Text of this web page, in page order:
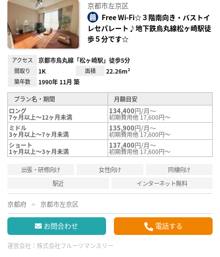
録
京都市左京区
Free Wi-Fi☆３階南向き・バストイ
レセパレート♪地下鉄烏丸線松ヶ崎駅徒
歩５分です☆
アクセス 京都市烏丸線「松ヶ崎駅」徒歩5分
間取り 1K 面積 22.26m²
築年数 1990年 11月 築
プラン名・期間
月額目安
ロング
7ヶ月以上～12ヶ月未満
134,400円/月～
初期費用他 17,600円～
ミドル
3ヶ月以上～7ヶ月未満
135,900円/月～
初期費用他 17,600円～
ショート
1ヶ月以上～3ヶ月未満
137,400円/月～
初期費用他 17,600円～
出張・研修向け 女性向け
同棲向け
駅近
インターネット無料
京都府 京都市左京区
お問合わせ 電話する
運営会社： 株式会社フルーツマンスリー